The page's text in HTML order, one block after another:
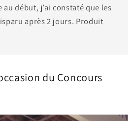
au début, j’ai constaté que les
après 2 jours. Produit
du Concours